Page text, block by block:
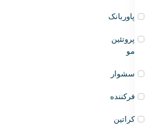
پاوربانک
پروتئین
مو
سشوار
فرکننده
کراتین